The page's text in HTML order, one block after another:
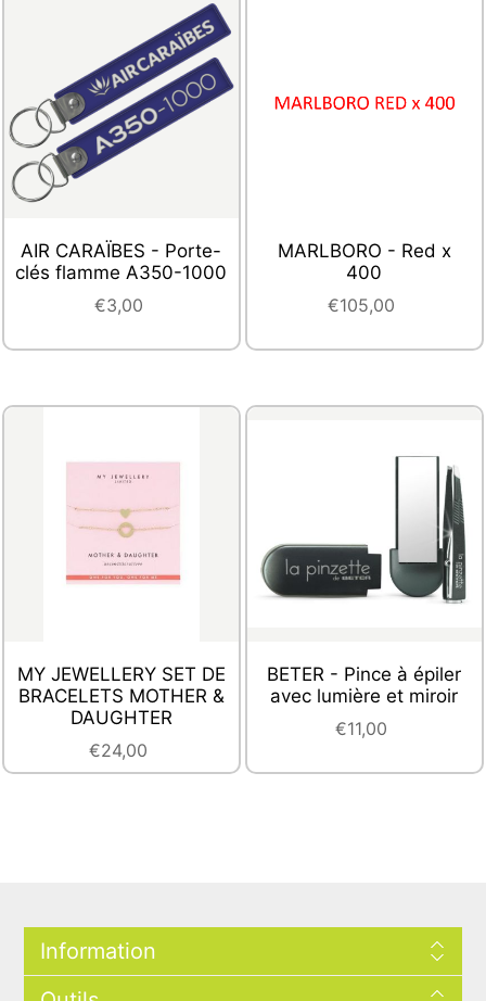
AIR CARAÏBES - Porte-
clés flamme A350-1000
€3,00
MARLBORO - Red x
400
€105,00
MY JEWELLERY SET DE
BRACELETS MOTHER &
DAUGHTER
€24,00
BETER - Pince à épiler
avec lumière et miroir
€11,00
Information